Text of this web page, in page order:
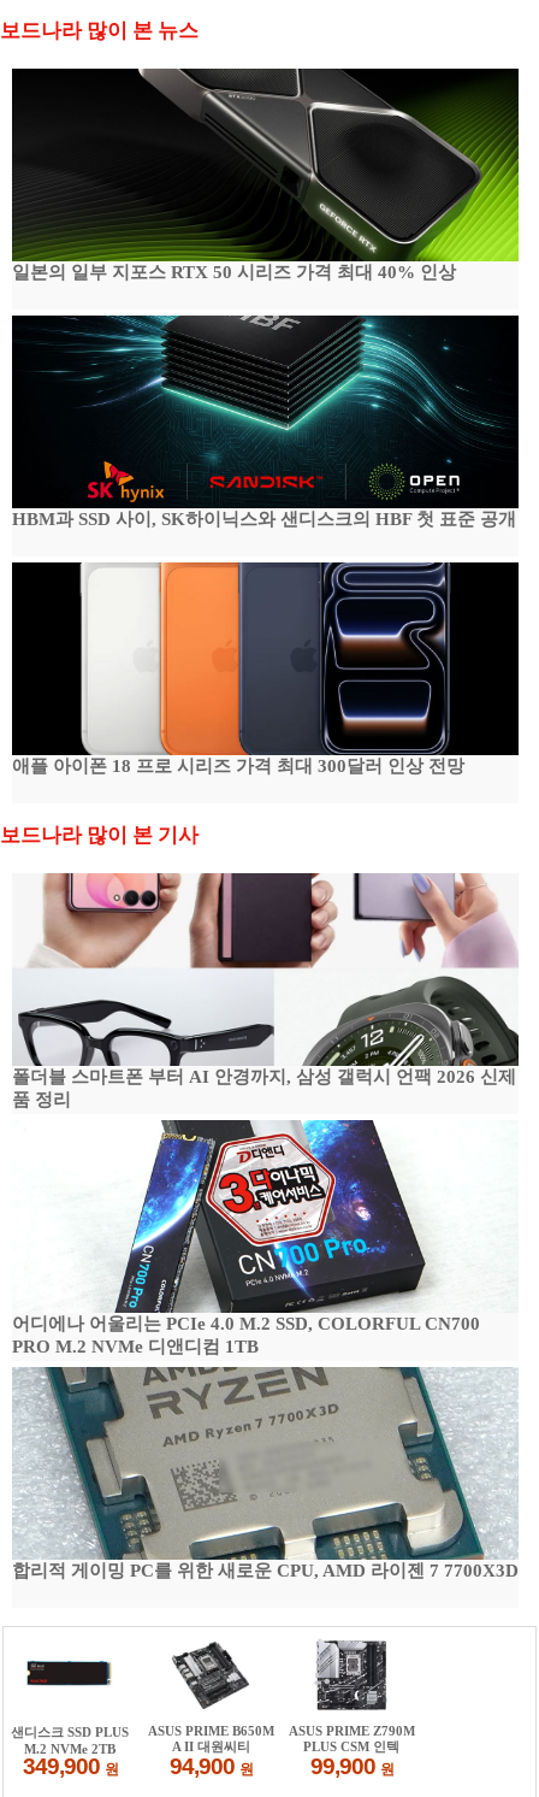
보드나라 많이 본 뉴스
일본의 일부 지포스 RTX 50 시리즈 가격 최대 40% 인상
HBM과 SSD 사이, SK하이닉스와 샌디스크의 HBF 첫 표준 공개
애플 아이폰 18 프로 시리즈 가격 최대 300달러 인상 전망
보드나라 많이 본 기사
폴더블 스마트폰 부터 AI 안경까지, 삼성 갤럭시 언팩 2026 신제
품 정리
어디에나 어울리는 PCIe 4.0 M.2 SSD, COLORFUL CN700
PRO M.2 NVMe 디앤디컴 1TB
합리적 게이밍 PC를 위한 새로운 CPU, AMD 라이젠 7 7700X3D